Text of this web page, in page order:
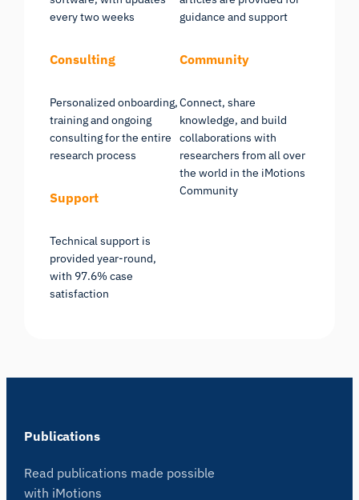
every two weeks
Consulting
Personalized onboarding,
training and ongoing
consulting for the entire
research process
Support
Technical support is
provided year-round,
with 97.6% case
satisfaction
guidance and support
Community
Connect, share
knowledge, and build
collaborations with
researchers from all over
the world in the iMotions
Community
Publications
Read publications made possible
with iMotions